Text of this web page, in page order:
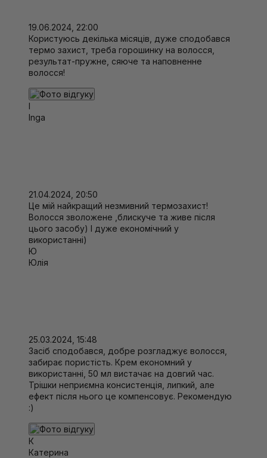
19.06.2024, 22:00
Користуюсь декілька місяців, дуже сподобався
термо захист, треба горошинку на волосся,
результат-пружне, сяюче та наповненне
волосся!
I
Inga
21.04.2024, 20:50
Це мій найкращий незмивний термозахист!
Волосся зволожене ,блискуче та живе після
цього засобу) І дуже економічний у
використанні)
Ю
Юлія
25.03.2024, 15:48
Засіб сподобався, добре розгладжує волосся,
забирає пористість. Крем економний у
використанні, 50 мл вистачає на довгий час.
Трішки неприємна консистенція, липкий, але
ефект після нього це компенсовує. Рекомендую
:)
К
Катерина